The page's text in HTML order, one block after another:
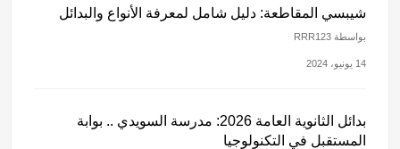
شيبسي المقاطعة: دليل شامل لمعرفة الأنواع والبدائل
بواسطة RRR123
14 يونيو، 2024
بدائل الثانوية العامة 2026: مدرسة السويدي .. بوابة
المستقبل في التكنولوجيا